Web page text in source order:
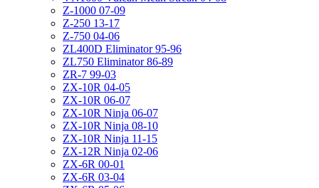
Z-1000 07-09
Z-250 13-17
Z-750 04-06
ZL400D Eliminator 95-96
ZL750 Eliminator 86-89
ZR-7 99-03
ZX-10R 04-05
ZX-10R 06-07
ZX-10R Ninja 06-07
ZX-10R Ninja 08-10
ZX-10R Ninja 11-15
ZX-12R Ninja 02-06
ZX-6R 00-01
ZX-6R 03-04